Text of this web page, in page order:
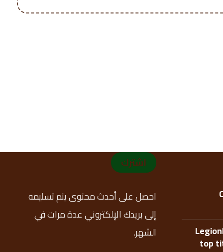
top
اشترك
احصل على أحدث محتوى يتم تسليمه
إلى بريدك الإلكتروني عدة مرات في
الشهر.